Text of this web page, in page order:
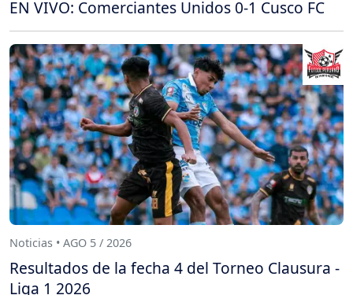
EN VIVO: Comerciantes Unidos 0-1 Cusco FC
Noticias • AGO 5 / 2026
Resultados de la fecha 4 del Torneo Clausura -
Liga 1 2026